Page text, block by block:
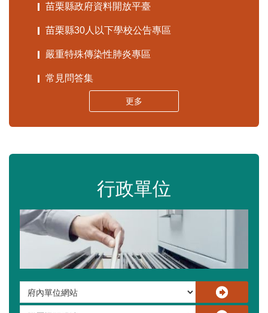
苗栗縣政府資料開放平臺
苗栗縣30人以下學校公告專區
嚴重特殊傳染性肺炎專區
常見問答集
更多
行政單位